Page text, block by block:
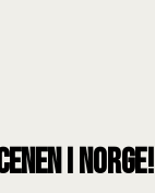
i Norge!